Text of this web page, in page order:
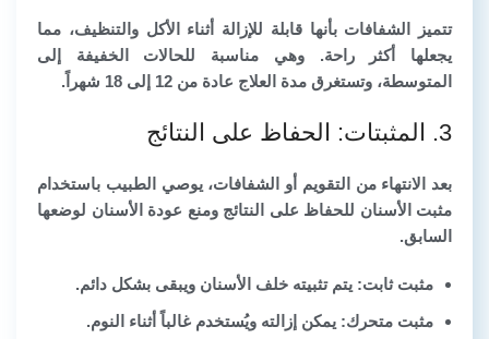
تتميز الشفافات بأنها قابلة للإزالة أثناء الأكل والتنظيف، مما
يجعلها أكثر راحة. وهي مناسبة للحالات الخفيفة إلى
المتوسطة، وتستغرق مدة العلاج عادة من 12 إلى 18 شهراً.
3. المثبتات: الحفاظ على النتائج
بعد الانتهاء من التقويم أو الشفافات، يوصي الطبيب باستخدام
مثبت الأسنان للحفاظ على النتائج ومنع عودة الأسنان لوضعها
السابق.
مثبت ثابت: يتم تثبيته خلف الأسنان ويبقى بشكل دائم.
مثبت متحرك: يمكن إزالته ويُستخدم غالباً أثناء النوم.